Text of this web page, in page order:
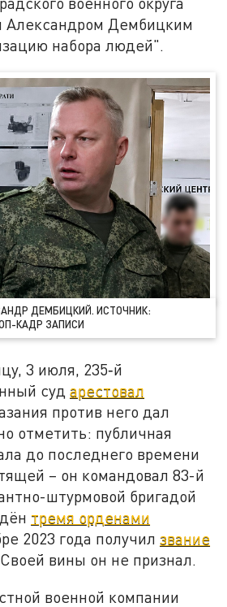
Александром Дембицким
набора людей".
ДЕМБИЦКИЙ. ИСТОЧНИК:
КАДР ЗАПИСИ
3 июля, 235‑й
сударестовал
против него дал
отметить: публичная
до последнего времени
– он командовал 83-й
штурмовой бригадой
тремя орденами
2023 года получилзвание
вины он не признал.
военной компании